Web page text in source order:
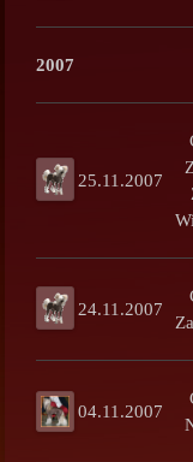
2007
25.11.2007
24.11.2007
04.11.2007